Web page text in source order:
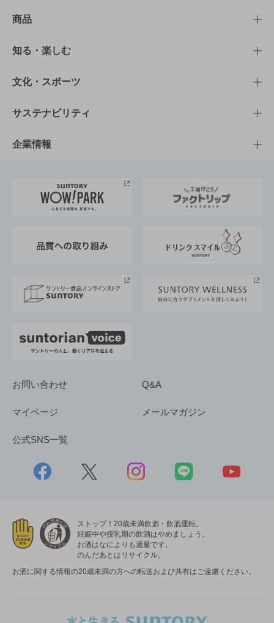
商品
商品TOP
商品一覧
商品発売情報
栄養成分一覧
知る・楽しむ
知る・楽しむTOP
キャンペーン
工場見学
地域情報
文化・スポーツ
文化・スポーツTOP
サントリーホール
サントリーサンバーズ大阪
サステナビリティ
サステナビリティTOP
サントリーが考えるサステナビリティ経営
企業情報
企業概要
採用情報
お問い合わせ Q&A
マイページ メールマガジン
公式SNS一覧
ストップ！20歳未満飲酒・飲酒運転。
妊娠中や授乳期の飲酒はやめましょう。
お酒はなによりも適量です。
のんだあとはリサイクル。
お酒に関する情報の20歳未満の方への転送および共有はご遠慮ください。